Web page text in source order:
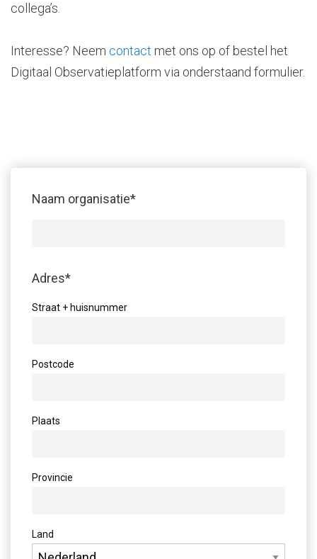
collega’s.
Interesse? Neem contact met ons op of bestel het
Digitaal Observatieplatform via onderstaand formulier.
Naam organisatie*
Adres*
Straat + huisnummer
Postcode
Plaats
Provincie
Land